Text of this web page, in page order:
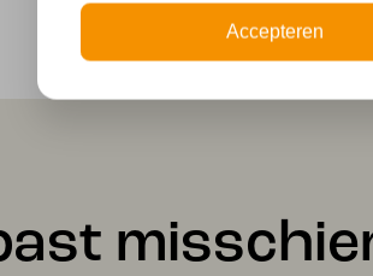
Accepteren